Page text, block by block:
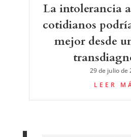
La intolerancia
cotidianos
mejor desde
29 de julio de
LEER